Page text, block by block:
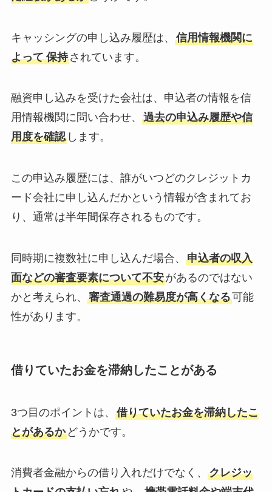
キャッシングの申し込み履歴は、 信用情報機関に
よって 保持されています。
融資申し込みを受けた会社は、申込者の情報を信
用情報機関に問い合わせ、 過去の申込み履歴や信
用度を確認します。
この申込み履歴には、誰がいつどのクレジットカ
ード会社に申し込んだかという情報が含まれてお
り、通常は半年間保存されるものです。
同時期に複数社に申し込んだ場合、 申込者の収入
面などの審査要素について不安があるのではない
かと考えられ、 審査通過の難易度が高くなる可能
性があります。
借りていたお金を滞納したことがある
3つ目のポイントは、 借りていたお金を滞納したこ
とがあるかどうかです。
消費者金融からの借り入れだけでなく、 クレジッ